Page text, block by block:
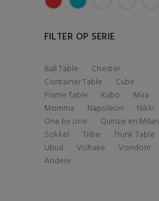
FILTER OP SERIE
Ball Table
Chester
Container Table
Cube
Frame Table
Kubo
Mira
Momma
Napoleon
Nikki
One by one
Quinze en Milan
Sokkel
Tribe
Trunk Table
Ubud
Voltaire
Vondom
Andere